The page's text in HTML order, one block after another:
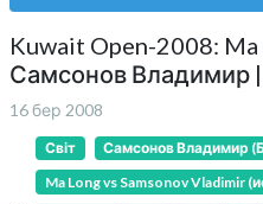
Kuwait Open-2008: Ma
Самсонов Владимир |
16 бер 2008
Світ
Самсонов Владимир
Ma Long vs Samsonov Vladimir